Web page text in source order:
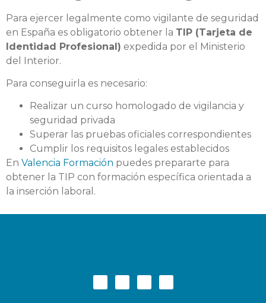
Para ejercer legalmente como vigilante de seguridad
en España es obligatorio obtener la TIP (Tarjeta de
Identidad Profesional) expedida por el Ministerio
del Interior.
Para conseguirla es necesario:
Realizar un curso homologado de vigilancia y
seguridad privada
Superar las pruebas oficiales correspondientes
Cumplir los requisitos legales establecidos
En Valencia Formación puedes prepararte para
obtener la TIP con formación específica orientada a
la inserción laboral.